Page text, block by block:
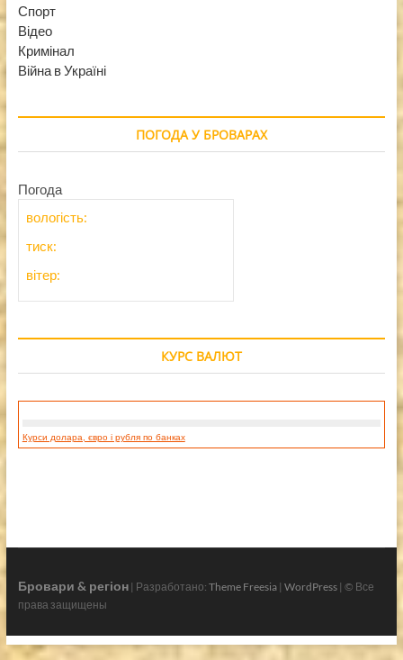
Спорт
Відео
Кримінал
Війна в Україні
ПОГОДА У БРОВАРАХ
Погода
вологість:
тиск:
вітер:
КУРС ВАЛЮТ
Курси долара, євро і рубля по банках
Бровари & регіон| Разработано: Theme Freesia| WordPress| © Все
права защищены